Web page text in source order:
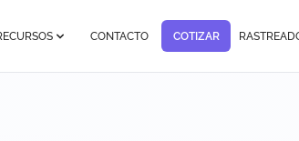
CONTACTO COTIZAR